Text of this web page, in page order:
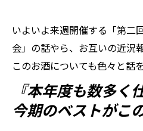
いよいよ来週開催する「第
会」の話やら、お互いの近況
このお酒についても色々と話
『本年度も数多く
今期のベストがこ